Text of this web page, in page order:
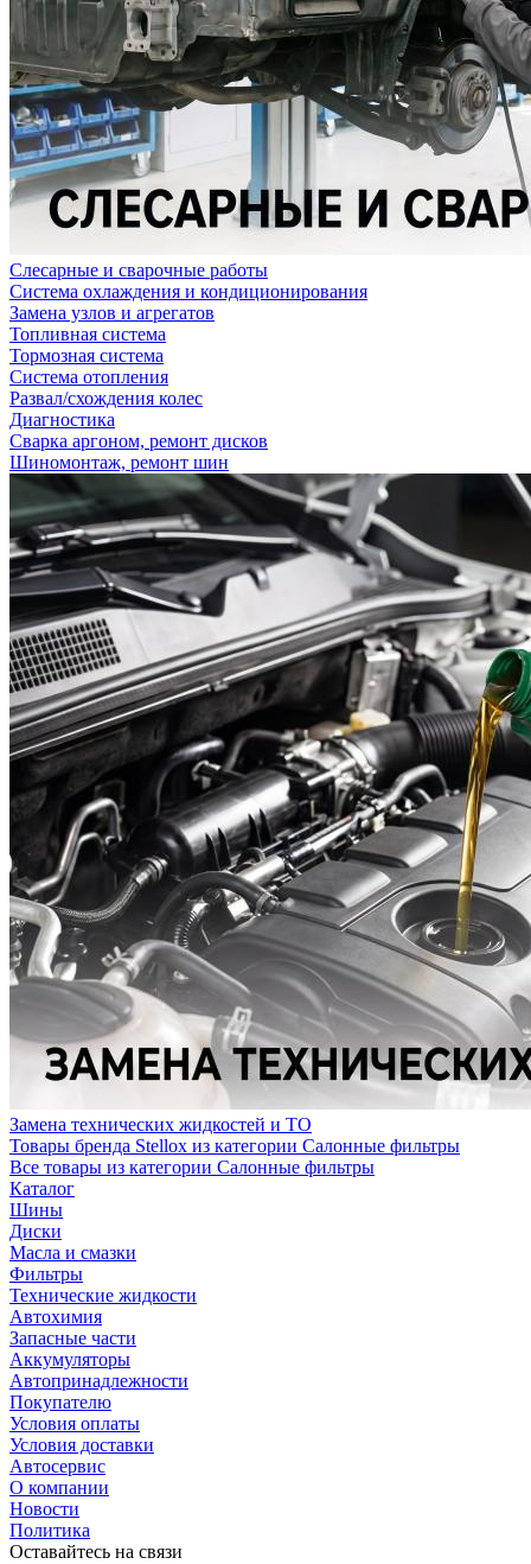
Слесарные и сварочные работы
Система охлаждения и кондиционирования
Замена узлов и агрегатов
Топливная система
Тормозная система
Система отопления
Развал/схождения колес
Диагностика
Сварка аргоном, ремонт дисков
Шиномонтаж, ремонт шин
Замена технических жидкостей и ТО
Товары бренда Stellox из категории Салонные фильтры
Все товары из категории Салонные фильтры
Каталог
Шины
Диски
Масла и смазки
Фильтры
Технические жидкости
Автохимия
Запасные части
Аккумуляторы
Автопринадлежности
Покупателю
Условия оплаты
Условия доставки
Автосервис
О компании
Новости
Политика
Оставайтесь на связи